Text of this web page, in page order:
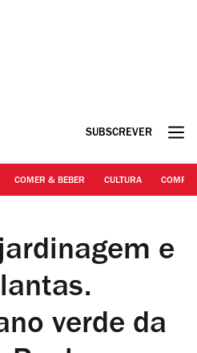
SUBSCREVER
COMER & BEBER CULTURA
e
verde da